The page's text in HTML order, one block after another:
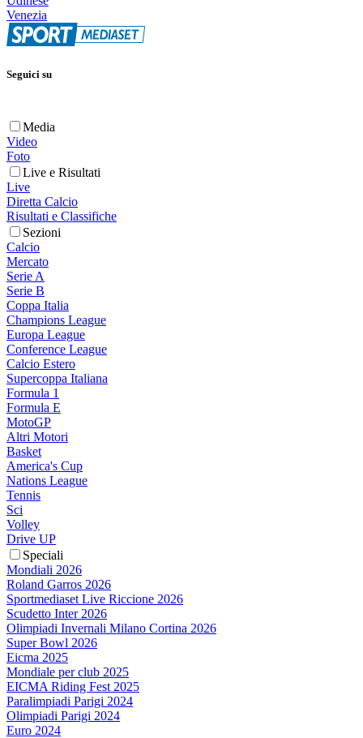
Venezia
Seguici su
Media
Video
Foto
Live e Risultati
Live
Diretta Calcio
Risultati e Classifiche
Sezioni
Calcio
Mercato
Serie A
Serie B
Coppa Italia
Champions League
Europa League
Conference League
Calcio Estero
Supercoppa Italiana
Formula 1
Formula E
MotoGP
Altri Motori
Basket
America's Cup
Nations League
Tennis
Sci
Volley
Drive UP
Speciali
Mondiali 2026
Roland Garros 2026
Sportmediaset Live Riccione 2026
Scudetto Inter 2026
Olimpiadi Invernali Milano Cortina 2026
Super Bowl 2026
Eicma 2025
Mondiale per club 2025
EICMA Riding Fest 2025
Paralimpiadi Parigi 2024
Olimpiadi Parigi 2024
Euro 2024